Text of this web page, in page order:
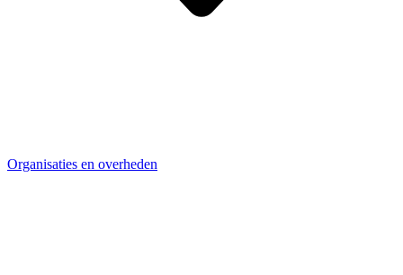
Organisaties en overheden